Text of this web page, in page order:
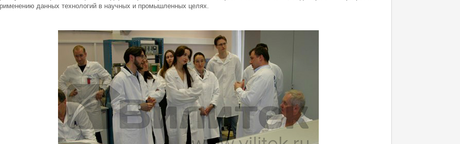
данных технологий в научных и промышленных целях.